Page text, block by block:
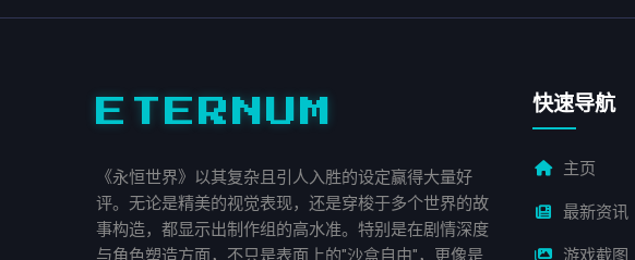
ETERNUM
《永恒世界》以其复杂且引人入胜的设定赢得大量好
评。无论是精美的视觉表现，还是穿梭于多个世界的故
事构造，都显示出制作组的高水准。特别是在剧情深度
与角色塑造方面，不只是表面上的"沙盒自由"，更像是
快速导航
主页
最新资讯
游戏截图